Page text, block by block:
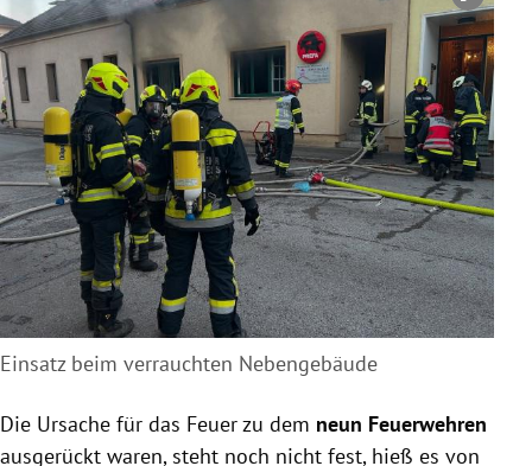
Einsatz beim verrauchten Nebengebäude
Die Ursache für das Feuer zu dem neun Feuerwehren
ausgerückt waren, steht noch nicht fest, hieß es von